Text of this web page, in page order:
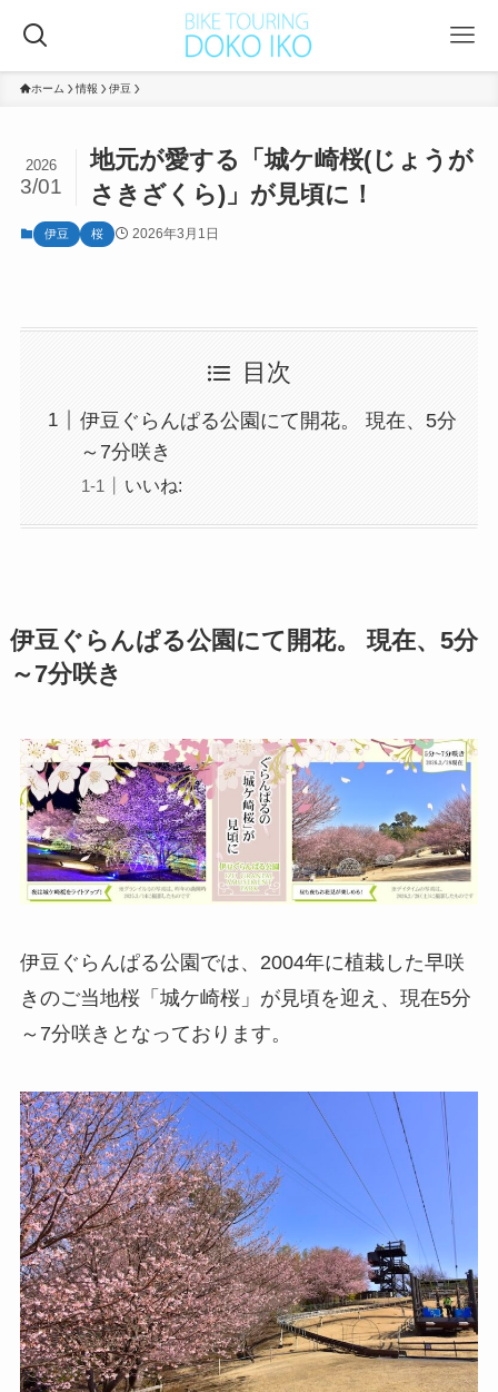
ホーム 情報 伊豆
地元が愛する「城ケ崎桜(じょうが
さきざくら)」が見頃に！
2026
3/01
伊豆 桜 2026年3月1日
目次
伊豆ぐらんぱる公園にて開花。 現在、5分
～7分咲き
いいね:
伊豆ぐらんぱる公園にて開花。 現在、5分
～7分咲き
伊豆ぐらんぱる公園では、2004年に植栽した早咲
きのご当地桜「城ケ崎桜」が見頃を迎え、現在5分
～7分咲きとなっております。